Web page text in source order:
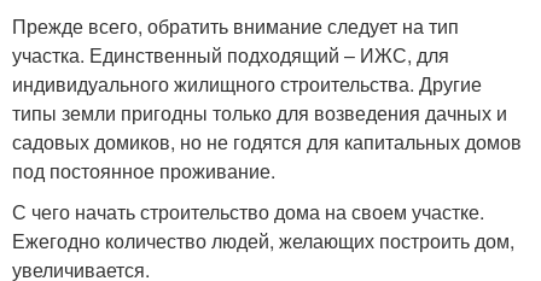
Прежде всего, обратить внимание следует на тип
участка. Единственный подходящий – ИЖС, для
индивидуального жилищного строительства. Другие
типы земли пригодны только для возведения дачных и
садовых домиков, но не годятся для капитальных домов
под постоянное проживание.
С чего начать строительство дома на своем участке.
Ежегодно количество людей, желающих построить дом,
увеличивается.